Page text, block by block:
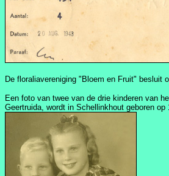
De floraliavereniging "Bloem en Fruit" besluit
Een foto van twee van de drie kinderen van
Geertruida, wordt in Schellinkhout geboren op